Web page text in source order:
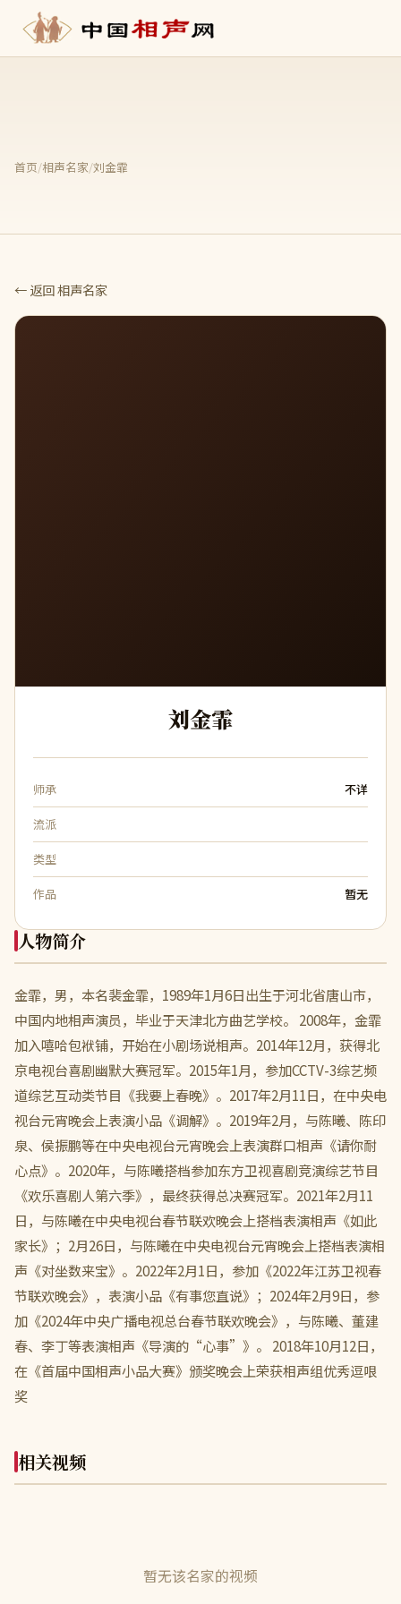
首页/相声名家/刘金霏
← 返回 相声名家
刘金霏
师承 不详
流派
类型
作品 暂无
人物简介
金霏，男，本名裴金霏，1989年1月6日出生于河北省唐山市，
中国内地相声演员，毕业于天津北方曲艺学校。 2008年，金霏
加入嘻哈包袱铺，开始在小剧场说相声。2014年12月，获得北
京电视台喜剧幽默大赛冠军。2015年1月，参加CCTV-3综艺频
道综艺互动类节目《我要上春晚》。2017年2月11日，在中央电
视台元宵晚会上表演小品《调解》。2019年2月，与陈曦、陈印
泉、侯振鹏等在中央电视台元宵晚会上表演群口相声《请你耐
心点》。2020年，与陈曦搭档参加东方卫视喜剧竞演综艺节目
《欢乐喜剧人第六季》，最终获得总决赛冠军。2021年2月11
日，与陈曦在中央电视台春节联欢晚会上搭档表演相声《如此
家长》；2月26日，与陈曦在中央电视台元宵晚会上搭档表演相
声《对坐数来宝》。2022年2月1日，参加《2022年江苏卫视春
节联欢晚会》，表演小品《有事您直说》；2024年2月9日，参
加《2024年中央广播电视总台春节联欢晚会》，与陈曦、董建
春、李丁等表演相声《导演的“心事”》。 2018年10月12日，
在《首届中国相声小品大赛》颁奖晚会上荣获相声组优秀逗哏
奖
相关视频
暂无该名家的视频